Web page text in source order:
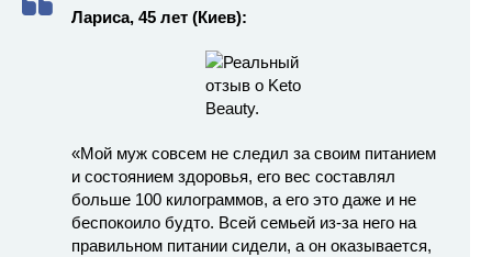
Лариса, 45 лет (Киев):
«Мой муж совсем не следил за своим питанием
и состоянием здоровья, его вес составлял
больше 100 килограммов, а его это даже и не
беспокоило будто. Всей семьей из-за него на
правильном питании сидели, а он оказывается,